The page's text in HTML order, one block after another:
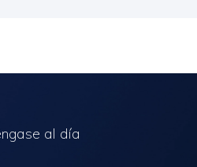
al día